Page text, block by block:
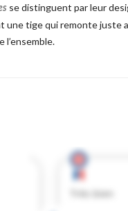
se distinguent par leur
une tige qui remonte juste
l’ensemble.